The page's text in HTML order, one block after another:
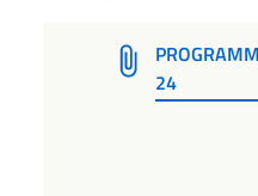
24